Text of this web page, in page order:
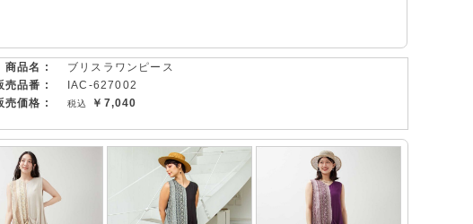
商品名 :
ブリスラワンピース
売品番 :
IAC-627002
売価格 :
￥7,040